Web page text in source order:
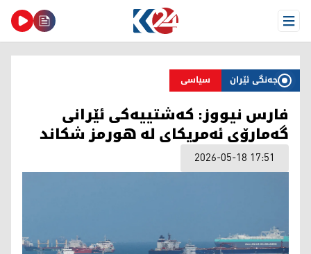
Open Menu
جەنگی ئێران سیاسی
فارس نیووز: کەشتییەکی ئێرانی
گەمارۆی ئەمریکای لە هورمز شکاند
2026-05-18 17:51